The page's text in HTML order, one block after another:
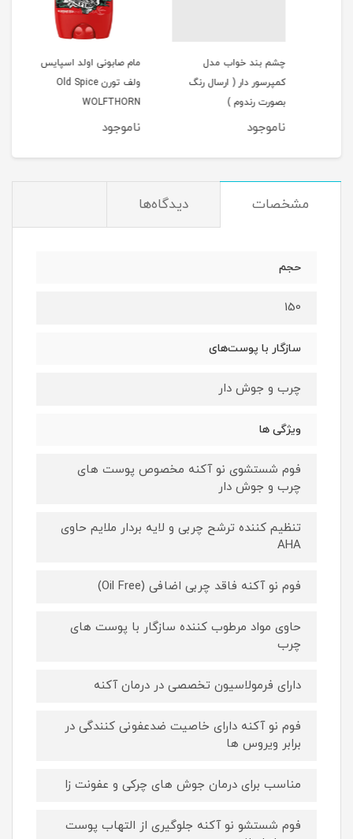
چشم بند خواب مدل
کمپرسور دار ( ارسال رنگ
بصورت رندوم )
ناموجود
مام صابونی اولد اسپایس
ولف تورن Old Spice
WOLFTHORN
ناموجود
مشخصات دیدگاه‌ها
حجم
150
سازگار با پوست‌های
چرب و جوش دار
ویژگی ها
فوم شستشوی نو آکنه مخصوص پوست های
چرب و جوش دار
تنظیم کننده ترشح چربی و لایه بردار ملایم حاوی
AHA
فوم نو آکنه فاقد چربی اضافی (Oil Free)
حاوی مواد مرطوب­ کننده سازگار با پوست­ های
چرب
دارای فرمولاسیون تخصصی در درمان آکنه
فوم نو آکنه دارای خاصیت ضدعفونی کنندگی در
برابر ویروس ها
مناسب برای درمان جوش­ های چرکی و عفونت ­زا
فوم شستشو نو آکنه جلوگیری از التهاب پوست